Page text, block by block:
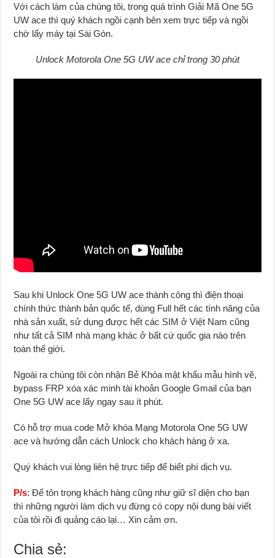
Với cách làm của chúng tôi, trong quá trình Giải Mã One 5G
UW ace thì quý khách ngồi cạnh bên xem trực tiếp và ngồi
chờ lấy máy tại Sài Gòn.
Unlock Motorola One 5G UW ace chỉ trong 30 phút
Sau khi Unlock One 5G UW ace thành công thì điện thoại
chính thức thành bản quốc tế, dùng Full hết các tính năng của
nhà sản xuất, sử dụng được hết các SIM ở Việt Nam cũng
như tất cả SIM nhà mạng khác ở bất cứ quốc gia nào trên
toàn thế giới.
Ngoài ra chúng tôi còn nhận Bẻ Khóa mật khẩu mẫu hình vẽ,
bypass FRP xóa xác minh tài khoản Google Gmail của bạn
One 5G UW ace lấy ngay sau ít phút.
Có hỗ trợ mua code Mở khóa Mạng Motorola One 5G UW
ace và hướng dẫn cách Unlock cho khách hàng ở xa.
Quý khách vui lòng liên hệ trực tiếp để biết phí dịch vụ.
P/s: Để tôn trọng khách hàng cũng như giữ sĩ diện cho bạn
thì những người làm dịch vụ đừng có copy nội dung bài viết
của tôi rồi đi quảng cáo lại… Xin cảm ơn.
Chia sẻ: